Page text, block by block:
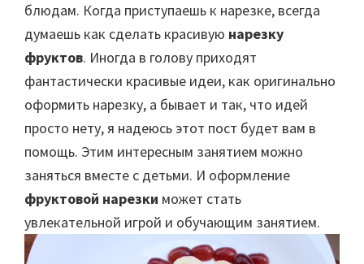
блюдам. Когда приступаешь к нарезке, всегда
думаешь как сделать красивую нарезку
фруктов. Иногда в голову приходят
фантастически красивые идеи, как оригинально
оформить нарезку, а бывает и так, что идей
просто нету, я надеюсь этот пост будет вам в
помощь. Этим интересным занятием можно
заняться вместе с детьми. И оформление
фруктовой нарезки может стать
увлекательной игрой и обучающим занятием.